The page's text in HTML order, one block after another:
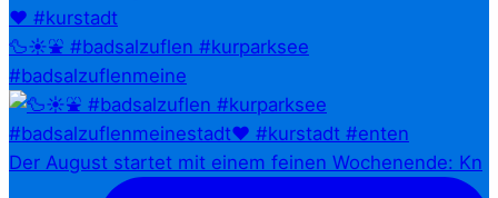
🦆☀️⛲ #badsalzuflen #kurparksee
#badsalzuflenmeine
Der August startet mit einem feinen Wochenende: Kn